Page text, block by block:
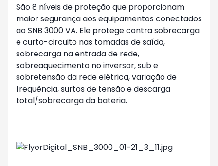
São 8 níveis de proteção que proporcionam
maior segurança aos equipamentos conectados
ao SNB 3000 VA. Ele protege contra sobrecarga
e curto-circuito nas tomadas de saída,
sobrecarga na entrada de rede,
sobreaquecimento no inversor, sub e
sobretensão da rede elétrica, variação de
frequência, surtos de tensão e descarga
total/sobrecarga da bateria.